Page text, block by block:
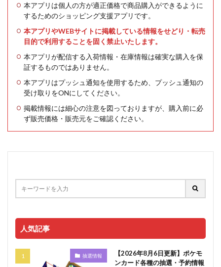
本アプリは個人の方が適正価格で商品購入ができるように
するためのショッピング支援アプリです。
本アプリやWEBサイトに掲載している情報をせどり・転売
目的で利用することを固く禁止いたします。
本アプリが配信する入荷情報・在庫情報は確実な購入を保
証するものではありません。
本アプリはプッシュ通知を使用するため、プッシュ通知の
受け取りをONにしてください。
掲載情報には細心の注意を図っておりますが、購入前に必
ず販売価格・販売元をご確認ください。
人気記事
抽選情報
【2026年8月6日更新】ポケモ
ンカード各種の抽選・予約情報